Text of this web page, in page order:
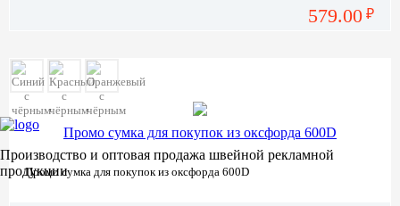
579.00 ₽
Промо сумка для покупок из оксфорда 600D
Промо сумка для покупок из оксфорда 600D
Производство и оптовая продажа швейной рекламной
продукции